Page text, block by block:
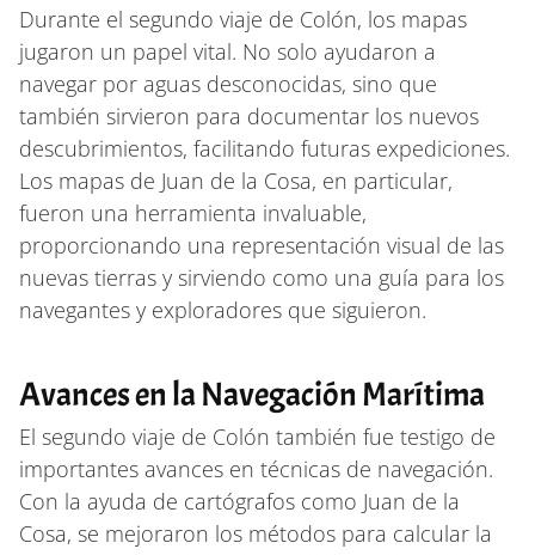
Durante el segundo viaje de Colón, los mapas
jugaron un papel vital. No solo ayudaron a
navegar por aguas desconocidas, sino que
también sirvieron para documentar los nuevos
descubrimientos, facilitando futuras expediciones.
Los mapas de Juan de la Cosa, en particular,
fueron una herramienta invaluable,
proporcionando una representación visual de las
nuevas tierras y sirviendo como una guía para los
navegantes y exploradores que siguieron.
Avances en la Navegación Marítima
El segundo viaje de Colón también fue testigo de
importantes avances en técnicas de navegación.
Con la ayuda de cartógrafos como Juan de la
Cosa, se mejoraron los métodos para calcular la